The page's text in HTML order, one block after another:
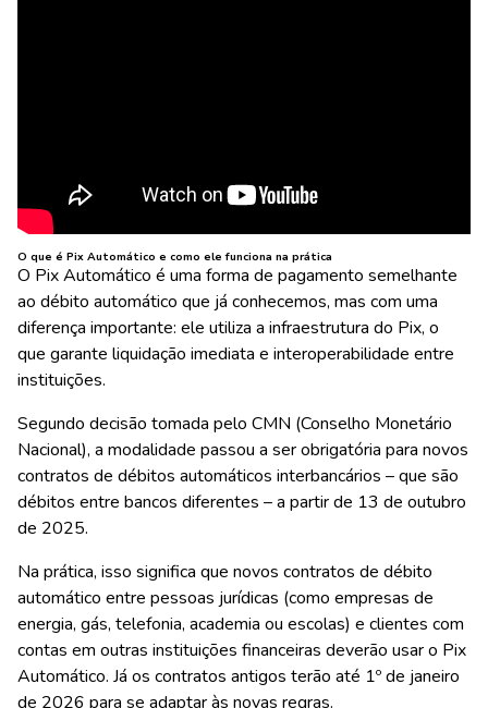
O que é Pix Automático e como ele funciona na prática
O Pix Automático é uma forma de pagamento semelhante
ao débito automático que já conhecemos, mas com uma
diferença importante: ele utiliza a infraestrutura do Pix, o
que garante liquidação imediata e interoperabilidade entre
instituições.
Segundo decisão tomada pelo CMN (Conselho Monetário
Nacional), a modalidade passou a ser obrigatória para novos
contratos de débitos automáticos interbancários – que são
débitos entre bancos diferentes – a partir de 13 de outubro
de 2025.
Na prática, isso significa que novos contratos de débito
automático entre pessoas jurídicas (como empresas de
energia, gás, telefonia, academia ou escolas) e clientes com
contas em outras instituições financeiras deverão usar o Pix
Automático. Já os contratos antigos terão até 1º de janeiro
de 2026 para se adaptar às novas regras.